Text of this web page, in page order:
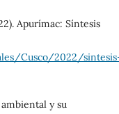
Apurímac: Síntesis
Cusco/2022/
y su